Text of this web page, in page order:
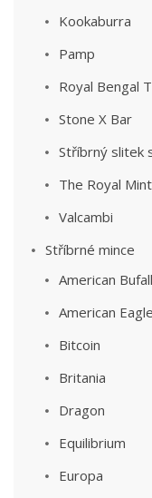
Kookaburra
Pamp
Royal Bengal
Stone X Bar
Stříbrný slitek
The Royal Mint
Valcambi
Stříbrné mince
American
American Eagle
Bitcoin
Britania
Dragon
Equilibrium
Europa